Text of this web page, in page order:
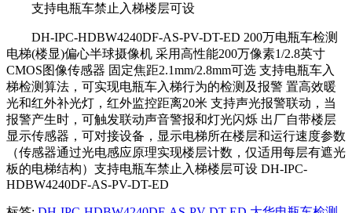
支持电瓶车禁止入梯楼层可设
DH-IPC-HDBW4240DF-AS-PV-DT-ED 200万电瓶车检测
电梯(楼显)偏心半球摄像机 采用高性能200万像素1/2.8英寸
CMOS图像传感器 固定焦距2.1mm/2.8mm可选 支持电瓶车入
梯检测算法，可实现电瓶车入梯行为的检测及报警 置高效暖
光和红外补光灯，红外监控距离20米 支持声光报警联动，当
报警产生时，可触发联动声音警报和灯光闪烁 出厂自带楼层
显示传感器，可对接设备，显示电梯所在楼层和运行速度参数
（传感器通过光电感应原理实现楼层计数，仅适用每层有遮光
板的电梯结构）支持电瓶车禁止入梯楼层可设 DH-IPC-
HDBW4240DF-AS-PV-DT-ED